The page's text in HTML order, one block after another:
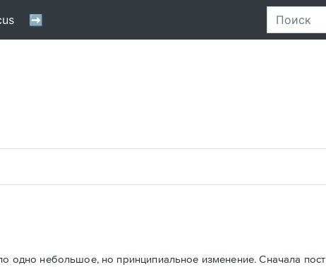
одно небольшое, но принципиальное изменение. Сначала пост